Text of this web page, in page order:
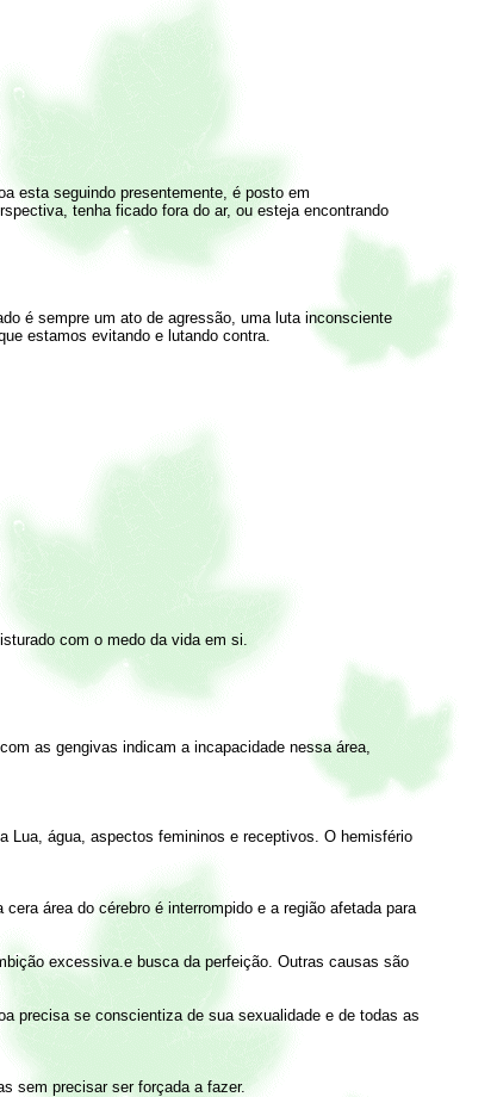
esta seguindo presentemente, é posto em
tenha ficado fora do ar, ou esteja encontrando
é sempre um ato de agressão, uma luta inconsciente
estamos evitando e lutando contra.
com o medo da vida em si.
as gengivas indicam a incapacidade nessa área,
água, aspectos femininos e receptivos. O hemisfério
área do cérebro é interrompido e a região afetada para
excessiva.e busca da perfeição. Outras causas são
precisa se conscientiza de sua sexualidade e de todas as
sem precisar ser forçada a fazer.